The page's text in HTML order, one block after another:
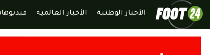
الأخبار الوطنية الأخبار العالمية